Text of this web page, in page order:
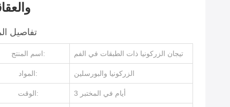
تفاصيل
اسم المنتج: تيجان الزركونيا ذات الطبقات في الفم
المواد: الزركونيا والبورسلين
الوقت: 3 أيام في المختبر